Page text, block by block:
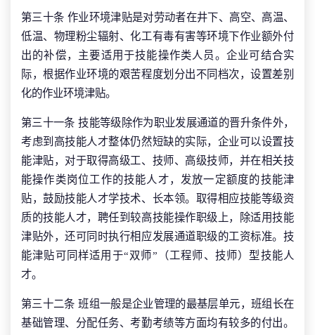
第三十条 作业环境津贴是对劳动者在井下、高空、高温、
低温、物理粉尘辐射、化工有毒有害等环境下作业额外付
出的补偿，主要适用于技能操作类人员。企业可结合实
际，根据作业环境的艰苦程度划分出不同档次，设置差别
化的作业环境津贴。
第三十一条 技能等级除作为职业发展通道的晋升条件外，
考虑到高技能人才整体仍然短缺的实际，企业可以设置技
能津贴，对于取得高级工、技师、高级技师，并在相关技
能操作类岗位工作的技能人才，发放一定额度的技能津
贴，鼓励技能人才学技术、长本领。取得相应技能等级资
质的技能人才，聘任到较高技能操作职级上，除适用技能
津贴外，还可同时执行相应发展通道职级的工资标准。技
能津贴可同样适用于“双师”（工程师、技师）型技能人
才。
第三十二条 班组一般是企业管理的最基层单元，班组长在
基础管理、分配任务、考勤考绩等方面均有较多的付出。